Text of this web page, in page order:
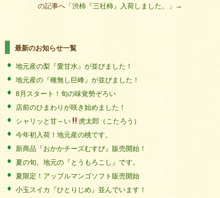
の記事へ「渋柿『三社柿』入荷しました。 」→
最新のお知らせ一覧
地元産の梨『愛甘水』が並びました！
地元産の『種無し巨峰』が並びました！
8月スタート！旬の味覚勢ぞろい
店前のひまわりが咲き始めました！
シャリッと甘～い
虎太郎（こたろう）
今年初入荷！地元産の桃です。
新商品『おかかチーズむすび』販売開始！
夏の旬。地元の『とうもろこし』です。
夏限定！アップルマンゴソフト販売開始
小玉スイカ『ひとりじめ』並んでいます！